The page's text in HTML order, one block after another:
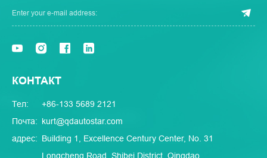
КОНТАКТ
Тел:
+86-133 5689 2121
Почта: kurt@qdautostar.com
адрес: Building 1, Excellence Century Center, No. 31
Longcheng Road, Shibei District, Qingdao